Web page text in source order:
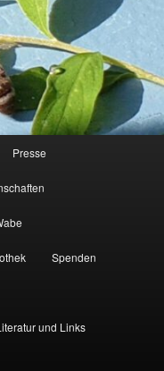
Presse
Spenden
und Links